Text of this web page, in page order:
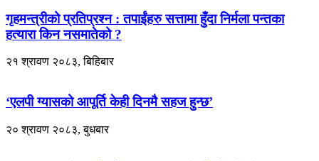
गृहमन्त्रीको प्रतिप्रश्न : तपाईंहरु सत्तामा हुँदा निर्मला पन्तका
हत्यारा किन नसमातेको ?
२१ श्रावण २०८३, बिहिबार
‘एलपी ग्यासको आपूर्ति केही दिनमै सहज हुन्छ’
२० श्रावण २०८३, बुधबार